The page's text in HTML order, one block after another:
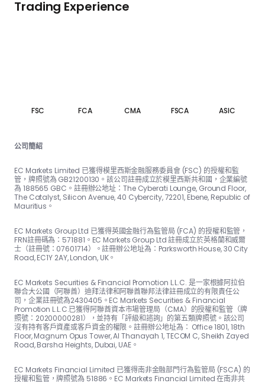
Trading Experience
FSC FCA CMA FSCA ASIC
公司簡紹
EC Markets Limited 已獲得模里西斯金融服務委員會 (FSC) 的授權和監
管，牌照號為 GB21200130。該公司註冊成立於模里西斯共和國，企業編號
為 188565 GBC。註冊辦公地址：The Cyber​​ati Lounge, Ground Floor,
The Catalyst, Silicon Avenue, 40 Cyber​​city, 72201, Ebene, Republic of
Mauritius。
EC Markets Group Ltd 已獲得英國金融行為監管局 (FCA) 的授權和監管，
FRN註冊碼為：57188​​1。EC Markets Group Ltd 註冊成立於英格蘭和威爾
士（註冊號：07601714）。註冊辦公地址為：Parksworth House, 30 City
Road, EC1Y 2AY, London, UK。
EC Markets Securities & Financial Promotion L.L.C. 是一家根據阿拉伯
聯合大公國（阿聯酋）迪拜法律和阿聯酋聯邦法律註冊成立的有限責任公
司，企業註冊號為2430405。EC Markets Securities & Financial
Promotion L.L.C.已獲得阿聯酋資本市場管理局（CMA）的授權和監管（牌
照號：20200000281），並持有「評級和諮詢」的第五類牌照號。該公司
沒有持有客戶資產或客戶資金的權限。註冊辦公地址為： Office 1801, 18th
Floor, Magnum Opus Tower, Al Thanayah 1, TECOM C, Sheikh Zayed
Road, Barsha Heights, Dubai, UAE。
EC Markets Financial Limited 已獲得南非金融部門行為監管局 (FSCA) 的
授權和監管，牌照號為 51886。EC Markets Financial Limited 在南非共